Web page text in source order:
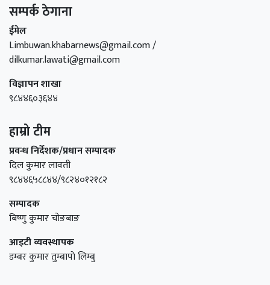
सम्पर्क ठेगाना
ईमेल
Limbuwan.khabarnews@gmail.com /
dilkumar.lawati@gmail.com
विज्ञापन शाखा
९८४४६०३६४४
हाम्रो टीम
प्रवन्ध निर्देशक/प्रधान सम्पादक
दिल कुमार लावती
९८४४६५८८४४/९८२४०१२१८२
सम्पादक
बिष्णु कुमार चोङबाङ
आइटी व्यवस्थापक
डम्बर कुमार तुम्बापाे लिम्बु